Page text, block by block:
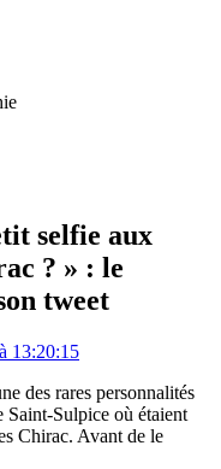
selfie aux
? » : le
tweet
13:20:15
des rares personnalités
Saint-Sulpice où étaient
Chirac. Avant de le